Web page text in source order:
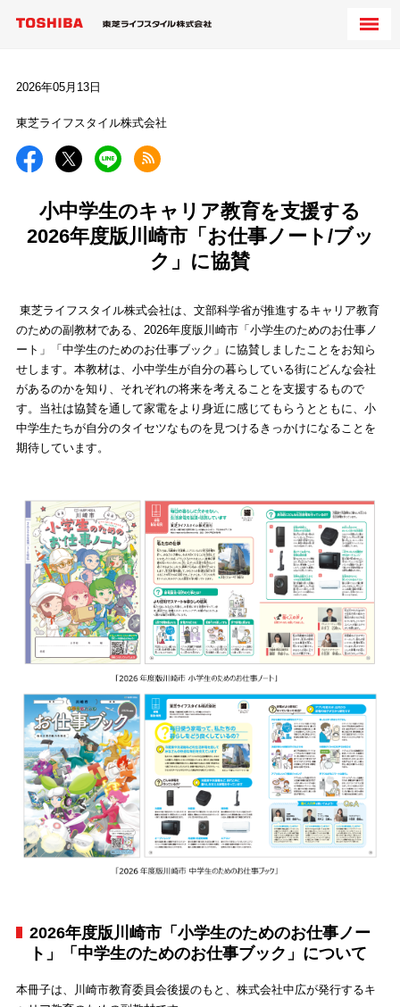
小中学生のキャリア教育を支援する
2026年度版川崎市「お仕事ノート/ブッ
ク」に協賛
2026年05月13日
東芝ライフスタイル株式会社
東芝ライフスタイル株式会社は、文部科学省が推進するキャリア教育
のための副教材である、2026年度版川崎市「小学生のためのお仕事ノ
ート」「中学生のためのお仕事ブック」に協賛しましたことをお知ら
せします。本教材は、小中学生が自分の暮らしている街にどんな会社
があるのかを知り、それぞれの将来を考えることを支援するもので
す。当社は協賛を通して家電をより身近に感じてもらうとともに、小
中学生たちが自分のタイセツなものを見つけるきっかけになることを
期待しています。
2026年度版川崎市「小学生のためのお仕事ノー
ト」「中学生のためのお仕事ブック」について
本冊子は、川崎市教育委員会後援のもと、株式会社中広が発行するキ